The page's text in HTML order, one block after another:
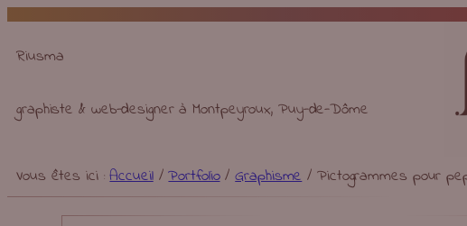
Aller
au
Riusma
graphiste & web-designer à Montpeyroux, Puy-de-Dôme
Vous êtes ici :Accueil/Portfolio/Graphisme/Pictogrammes pour